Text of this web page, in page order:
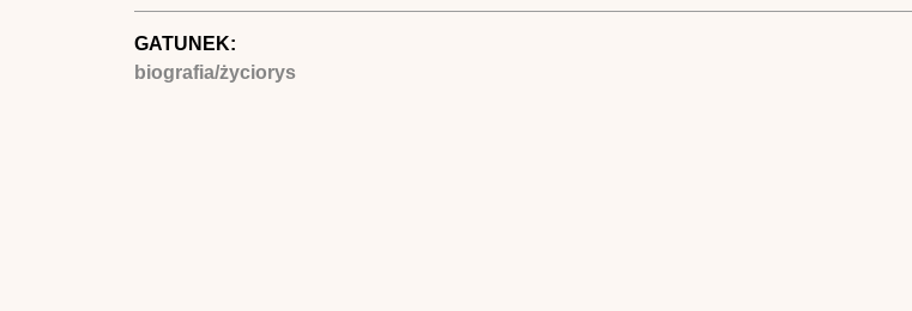
GATUNEK:
biografia/życiorys